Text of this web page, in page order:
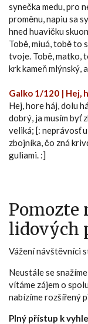
synečka medu, pro
proměnu, napiu sa
hned huavičku
Tobě, miuá, tobě to
tvoje. Tobě, matko,
krk kameň mlýnský,
Galko 1/120 | Hej,
Hej, hore háj, dolu
dobrý, ja musím byť
veliká; [: neprávosť
zbojníka, čo zná
guliami. :]
Pomozte
lidových
Vážení návštěvníci
Neustále se
vítáme zájem o
nabízíme rozšířený
Plný přístup k